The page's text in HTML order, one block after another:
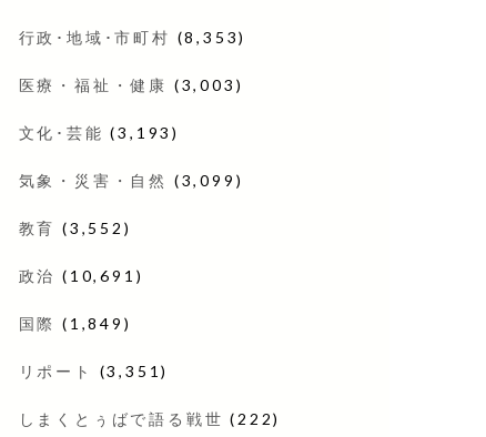
行政･地域･市町村 (8,353)
医療・福祉・健康 (3,003)
文化･芸能 (3,193)
気象・災害・自然 (3,099)
教育 (3,552)
政治 (10,691)
国際 (1,849)
リポート (3,351)
しまくとぅばで語る戦世 (222)